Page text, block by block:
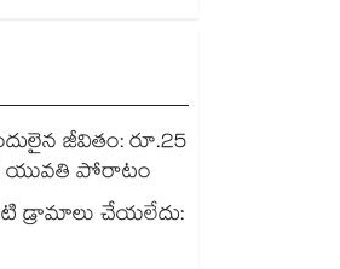
జీవితం: రూ.25
యువతి పోరాటం
డ్రామాలు చేయలేదు: